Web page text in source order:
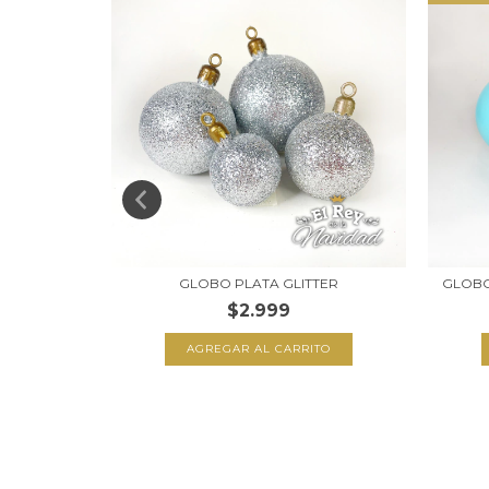
GLOBO PLATA GLITTER
$2.999
AGREGAR AL CARRITO